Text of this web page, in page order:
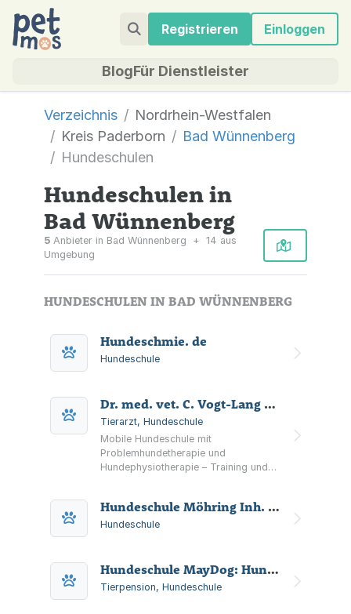
Registrieren Einloggen
BlogFür Dienstleister
Verzeichnis
Nordrhein-Westfalen
Kreis Paderborn
Bad Wünnenberg
Hundeschulen
Hundeschulen in
Bad Wünnenberg
5 Anbieter in Bad Wünnenberg + 14 aus
Umgebung
HUNDESCHULEN IN BAD WÜNNENBERG
Hundeschmie. de
Hundeschule
Dr. med. vet. C. Vogt-Lang Kleintierpraxis
Tierarzt, Hundeschule
Mobile Hundeschule mit
Problemhundetherapie und
Hundephysiotherapie – Training und
Hundeschule Möhring Inh. Iris Busch
Hundeschule
Hundeschule MayDog: Hundeschule mit Indoorhalle
Tierpension, Hundeschule